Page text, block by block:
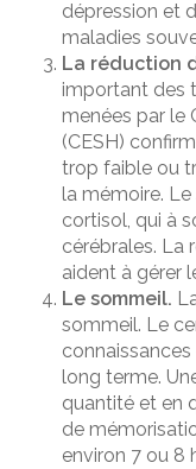
dépression et
maladies
La réduction
important des
menées par le
(CESH)
trop faible ou
la mémoire.
cortisol, qui à
cérébrales. La
aident à gérer
Le sommeil.
sommeil. Le
long terme.
quantité et en
de
environ 7 ou 8